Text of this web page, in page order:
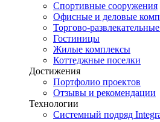
Спортивные сооружения
Офисные и деловые
Торгово-
Гостиницы
Жилые комплексы
Коттеджные поселки
Достижения
Портфолио проектов
Отзывы и рекомендации
Технологии
Системный подряд